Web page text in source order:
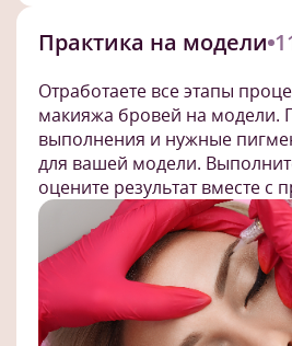
Практика на модели
Отработаете все этапы
макияжа бровей на модели.
выполнения и нужные
для вашей модели.
оцените результат вместе с